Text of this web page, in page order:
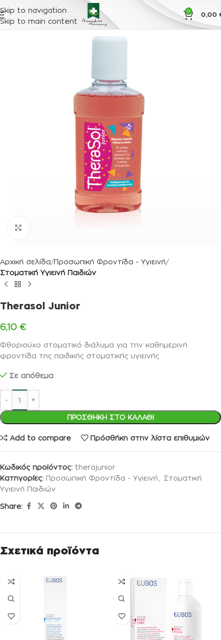
Skip to navigation
Skip to main content
0
0,00
Αρχική σελίδα Προσωπική Φροντίδα - Υγιεινή
Στοματική Υγιεινή Παιδιών
Therasol Junior
6,10 €
Φθοριούχο στοματικό διάλυμα για την καθημερινή
φροντίδα της παιδικής στοματικής υγιεινής
Σε απόθεμα
ΠΡΟΣΘΉΚΗ ΣΤΟ ΚΑΛΆΘΙ
Add to compare Πρόσθήκη στην λίστα επιθυμιών
Κωδικός προϊόντος: therajunior
Κατηγορίες: Προσωπική Φροντίδα - Υγιεινή , Στοματική
Υγιεινή Παιδιών
Share:
Σχετικά προϊόντα